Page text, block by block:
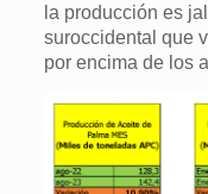
la producción es
suroccidental que
por encima de los